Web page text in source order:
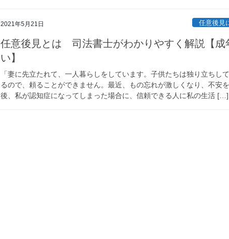
2021年5月21日 任意後見
任意後見とは 司法書士がわかりやすく解説【成
い】
「妻に先立たれて、一人暮らしをしています。子供たちは独り立ちし
るので、頼ることができません。最近、もの忘れが激しくなり、不安
後、私が認知症になってしまった場合に、信頼できる人に私の生活 […]